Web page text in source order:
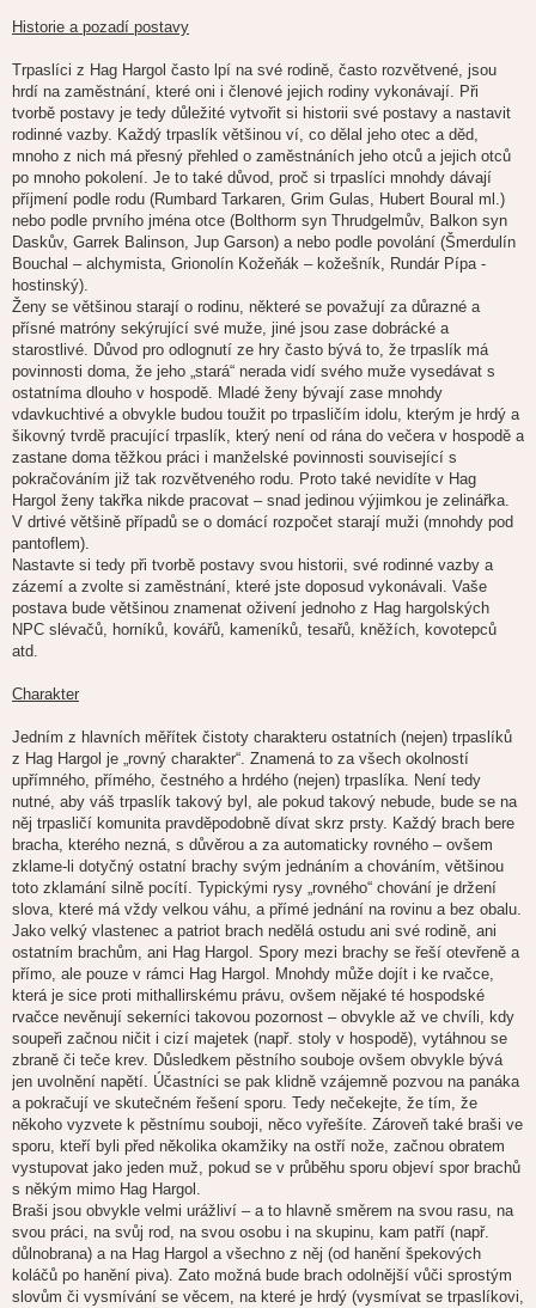
Historie a pozadí postavy
Trpaslíci z Hag Hargol často lpí na své rodině, často rozvětvené, jsou
hrdí na zaměstnání, které oni i členové jejich rodiny vykonávají. Při
tvorbě postavy je tedy důležité vytvořit si historii své postavy a nastavit
rodinné vazby. Každý trpaslík většinou ví, co dělal jeho otec a děd,
mnoho z nich má přesný přehled o zaměstnáních jeho otců a jejich otců
po mnoho pokolení. Je to také důvod, proč si trpaslíci mnohdy dávají
příjmení podle rodu (Rumbard Tarkaren, Grim Gulas, Hubert Boural ml.)
nebo podle prvního jména otce (Bolthorm syn Thrudgelmův, Balkon syn
Daskův, Garrek Balinson, Jup Garson) a nebo podle povolání (Šmerdulín
Bouchal – alchymista, Grionolín Kožeňák – kožešník, Rundár Pípa -
hostinský).
Ženy se většinou starají o rodinu, některé se považují za důrazné a
přísné matróny sekýrující své muže, jiné jsou zase dobrácké a
starostlivé. Důvod pro odlognutí ze hry často bývá to, že trpaslík má
povinnosti doma, že jeho „stará“ nerada vidí svého muže vysedávat s
ostatníma dlouho v hospodě. Mladé ženy bývají zase mnohdy
vdavkuchtivé a obvykle budou toužit po trpasličím idolu, kterým je hrdý a
šikovný tvrdě pracující trpaslík, který není od rána do večera v hospodě a
zastane doma těžkou práci i manželské povinnosti související s
pokračováním již tak rozvětveného rodu. Proto také nevidíte v Hag
Hargol ženy takřka nikde pracovat – snad jedinou výjimkou je zelinářka.
V drtivé většině případů se o domácí rozpočet starají muži (mnohdy pod
pantoflem).
Nastavte si tedy při tvorbě postavy svou historii, své rodinné vazby a
zázemí a zvolte si zaměstnání, které jste doposud vykonávali. Vaše
postava bude většinou znamenat oživení jednoho z Hag hargolských
NPC slévačů, horníků, kovářů, kameníků, tesařů, kněžích, kovotepců
atd.
Charakter
Jedním z hlavních měřítek čistoty charakteru ostatních (nejen) trpaslíků
z Hag Hargol je „rovný charakter“. Znamená to za všech okolností
upřímného, přímého, čestného a hrdého (nejen) trpaslíka. Není tedy
nutné, aby váš trpaslík takový byl, ale pokud takový nebude, bude se na
něj trpasličí komunita pravděpodobně dívat skrz prsty. Každý brach bere
bracha, kterého nezná, s důvěrou a za automaticky rovného – ovšem
zklame-li dotyčný ostatní brachy svým jednáním a chováním, většinou
toto zklamání silně pocítí. Typickými rysy „rovného“ chování je držení
slova, které má vždy velkou váhu, a přímé jednání na rovinu a bez obalu.
Jako velký vlastenec a patriot brach nedělá ostudu ani své rodině, ani
ostatním brachům, ani Hag Hargol. Spory mezi brachy se řeší otevřeně a
přímo, ale pouze v rámci Hag Hargol. Mnohdy může dojít i ke rvačce,
která je sice proti mithallirskému právu, ovšem nějaké té hospodské
rvačce nevěnují sekerníci takovou pozornost – obvykle až ve chvíli, kdy
soupeři začnou ničit i cizí majetek (např. stoly v hospodě), vytáhnou se
zbraně či teče krev. Důsledkem pěstního souboje ovšem obvykle bývá
jen uvolnění napětí. Účastníci se pak klidně vzájemně pozvou na panáka
a pokračují ve skutečném řešení sporu. Tedy nečekejte, že tím, že
někoho vyzvete k pěstnímu souboji, něco vyřešíte. Zároveň také braši ve
sporu, kteří byli před několika okamžiky na ostří nože, začnou obratem
vystupovat jako jeden muž, pokud se v průběhu sporu objeví spor brachů
s někým mimo Hag Hargol.
Braši jsou obvykle velmi urážliví – a to hlavně směrem na svou rasu, na
svou práci, na svůj rod, na svou osobu i na skupinu, kam patří (např.
důlnobrana) a na Hag Hargol a všechno z něj (od hanění špekových
koláčů po hanění piva). Zato možná bude brach odolnější vůči sprostým
slovům či vysmívání se věcem, na které je hrdý (vysmívat se trpaslíkovi,